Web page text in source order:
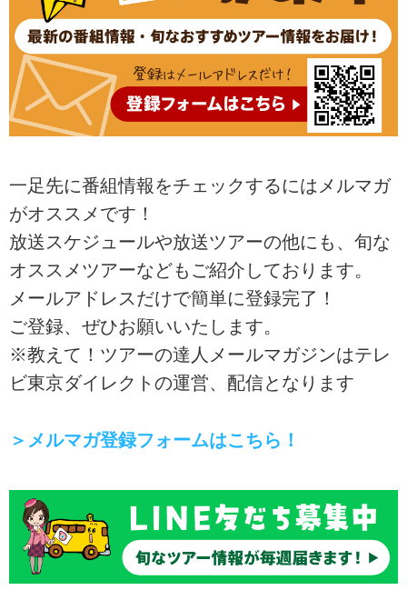
一足先に番組情報をチェックするにはメルマガ
がオススメです！
放送スケジュールや放送ツアーの他にも、旬な
オススメツアーなどもご紹介しております。
メールアドレスだけで簡単に登録完了！
ご登録、ぜひお願いいたします。
※教えて！ツアーの達人メールマガジンはテレ
ビ東京ダイレクトの運営、配信となります
＞メルマガ登録フォームはこちら！